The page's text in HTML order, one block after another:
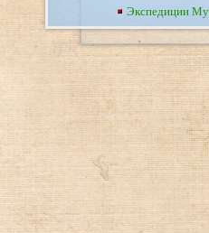
Экспедиции